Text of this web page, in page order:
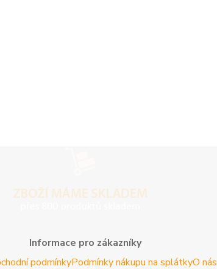
Informace pro zákazníky
podmínkyPodmínky nákupu na splátkyO nás